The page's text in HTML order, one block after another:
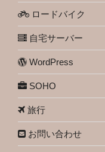
ロードバイク
自宅サーバー
WordPress
SOHO
旅行
お問い合わせ